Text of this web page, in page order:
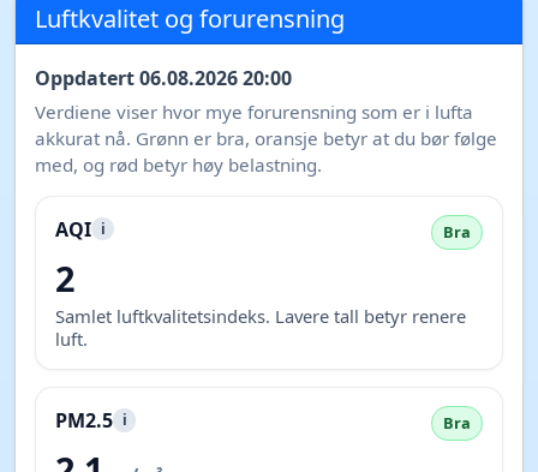
Luftkvalitet og forurensning
Oppdatert 06.08.2026 20:00
Verdiene viser hvor mye forurensning som er i lufta
akkurat nå. Grønn er bra, oransje betyr at du bør følge
med, og rød betyr høy belastning.
AQI i Bra
2
Samlet luftkvalitetsindeks. Lavere tall betyr renere
luft.
PM2.5 i Bra